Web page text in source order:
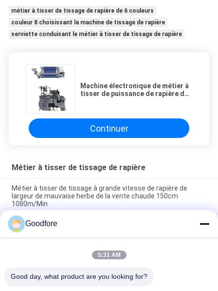
métier à tisser de tissage de rapière de 6 couleurs
couleur 8 choisissant la machine de tissage de rapière
serviette conduisant le métier à tisser de tissage de rapière
Machine électronique de métier à
tisser de puissance de rapière de
Continuer
Métier à tisser de tissage de rapière
Métier à tisser de tissage à grande vitesse de rapière de
largeur de mauvaise herbe de la vente chaude 150cm
1080m/Min
Métier à tisser à grande vitesse de rapière de machine de
métier à tisser de rapière de machine textile de métier à
tisser de tissage de la Chine
Métier à tisser sans navette de rapière de la machine de
Goodfore
5:31 AM
Good day, what product are you looking for?